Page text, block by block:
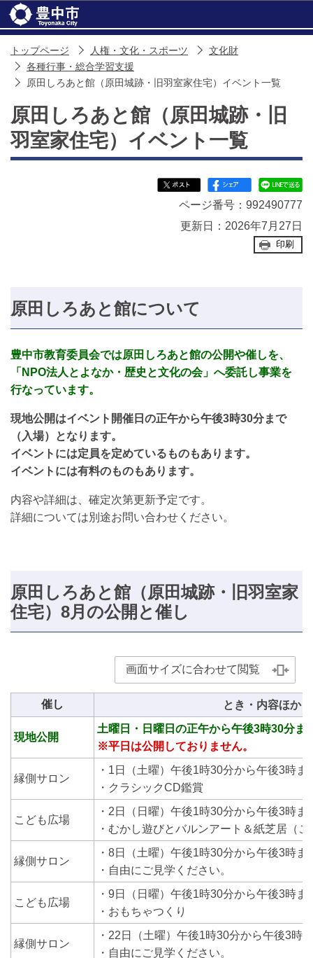
トップページ 人権・文化・スポーツ
文化財
各種行事・総合学習支援
原田しろあと館（原田城跡・旧羽室家住宅）イベント一覧
原田しろあと館（原田城跡・旧
羽室家住宅）イベント一覧
ページ番号：992490777
更新日：2026年7月27日
印刷
原田しろあと館について
豊中市教育委員会では原田しろあと館の公開や催しを、
「NPO法人とよなか・歴史と文化の会」へ委託し事業を
行なっています。
現地公開はイベント開催日の正午から午後3時30分まで
（入場）となります。
イベントには定員を定めているものもあります。
イベントには有料のものもあります。
内容や詳細は、確定次第更新予定です。
詳細については別途お問い合わせください。
原田しろあと館（原田城跡・旧羽室家
住宅）8月の公開と催し
画面サイズに合わせて閲覧
催し とき・内容ほか
現地公開
土曜日・日曜日の正午から午後3時30分ま
※平日 は公開しておりません。
縁側サロン
・1日（土曜）午後1時30分から午後3時ま
・クラシックCD鑑賞
こども広場
・2日（日曜）午後1時30分から午後3時ま
・むかし遊びとバルンアート＆紙芝居（
縁側サロン
・8日（土曜）午後1時30分から午後3時ま
・自由にご見学ください。
こども広場
・9日（日曜）午後1時30分から午後3時ま
・おもちゃつくり
縁側サロン
・22日（土曜）午後1時30分から午後3時
・自由にご見学ください。